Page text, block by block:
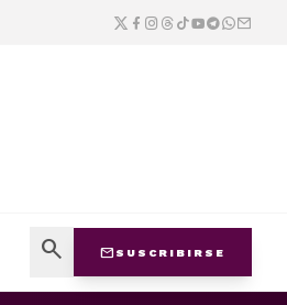
search mail SUSCRIBIRSE